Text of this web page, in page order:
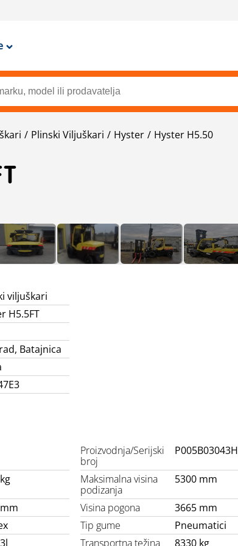
Plinski Viljuškari Hyster Hyster H5.50
viljuškari
H5.5FT
Batajnica
Proizvodnja/Serijski
broj
P005B03043H
Maksimalna visina
podizanja
5300 mm
Visina pogona
3665 mm
Tip gume
Pneumatici
Transportna težina 8330 kg